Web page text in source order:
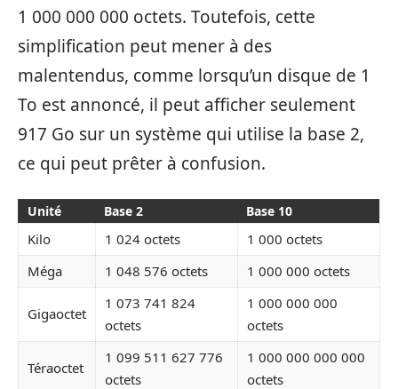
1 000 000 000 octets. Toutefois, cette
simplification peut mener à des
malentendus, comme lorsqu’un disque de 1
To est annoncé, il peut afficher seulement
917 Go sur un système qui utilise la base 2,
ce qui peut prêter à confusion.
Unité Base 2 Base 10
Kilo 1 024 octets
1 000 octets
Méga
1 048 576 octets 1 000 000 octets
Gigaoctet
1 073 741 824
octets
1 000 000 000
octets
Téraoctet
1 099 511 627 776
octets
1 000 000 000 000
octets